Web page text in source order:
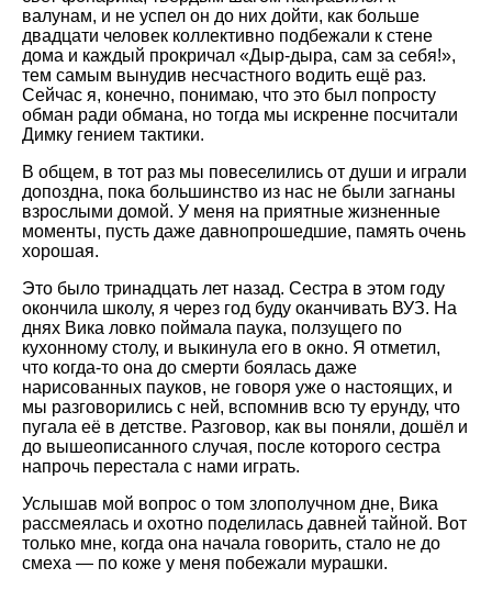
валунам, и не успел он до них дойти, как больше
двадцати человек коллективно подбежали к стене
дома и каждый прокричал «Дыр-дыра, сам за себя!»,
тем самым вынудив несчастного водить ещё раз.
Сейчас я, конечно, понимаю, что это был попросту
обман ради обмана, но тогда мы искренне посчитали
Димку гением тактики.
В общем, в тот раз мы повеселились от души и играли
допоздна, пока большинство из нас не были загнаны
взрослыми домой. У меня на приятные жизненные
моменты, пусть даже давнопрошедшие, память очень
хорошая.
Это было тринадцать лет назад. Сестра в этом году
окончила школу, я через год буду оканчивать ВУЗ. На
днях Вика ловко поймала паука, ползущего по
кухонному столу, и выкинула его в окно. Я отметил,
что когда-то она до смерти боялась даже
нарисованных пауков, не говоря уже о настоящих, и
мы разговорились с ней, вспомнив всю ту ерунду, что
пугала её в детстве. Разговор, как вы поняли, дошёл и
до вышеописанного случая, после которого сестра
напрочь перестала с нами играть.
Услышав мой вопрос о том злополучном дне, Вика
рассмеялась и охотно поделилась давней тайной. Вот
только мне, когда она начала говорить, стало не до
смеха — по коже у меня побежали мурашки.